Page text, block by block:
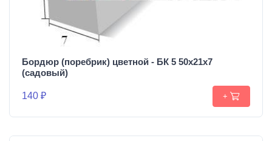
Бордюр (поребрик) цветной - БК 5 50х21х7
(садовый)
140 ₽ +